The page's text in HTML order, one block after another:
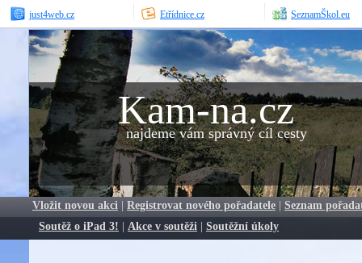
just4web.cz Etřídnice.cz SeznamŠkol.eu
Kam-na.cz
najdeme vám správný cíl cesty
Vložit novou akci | Registrovat nového pořadatele | Seznam
Soutěž o iPad 3! | Akce v soutěži | Soutěžní úkoly